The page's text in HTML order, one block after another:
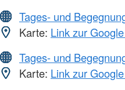
Tages- und
Karte: Link zur
Tages- und
Karte: Link zur